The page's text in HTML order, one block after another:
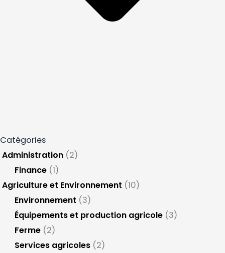
Catégories
Administration (2)
Finance(1)
Agriculture et Environnement (10)
Environnement (3)
Équipements et production agricole(3)
Ferme(2)
Services agricoles(2)